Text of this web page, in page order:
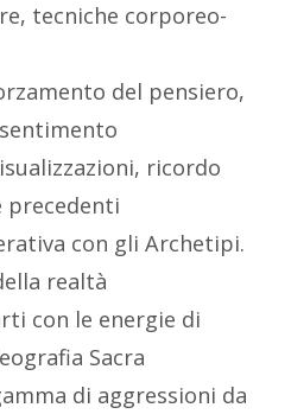
tecniche corporeo-
del pensiero,
ricordo
precedenti
con gli Archetipi.
realtà
con le energie di
Sacra
di aggressioni da